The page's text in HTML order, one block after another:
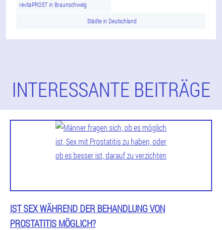
revitaPROST in Braunschweig
Städte in Deutschland
INTERESSANTE BEITRÄGE
IST SEX WÄHREND DER BEHANDLUNG VON
PROSTATITIS MÖGLICH?